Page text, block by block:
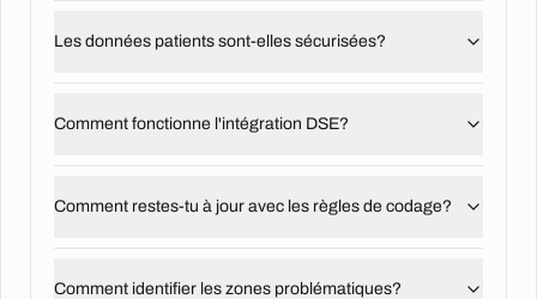
Les données patients sont-elles sécurisées?
Comment fonctionne l'intégration DSE?
Comment restes-tu à jour avec les règles de codage?
Comment identifier les zones problématiques?